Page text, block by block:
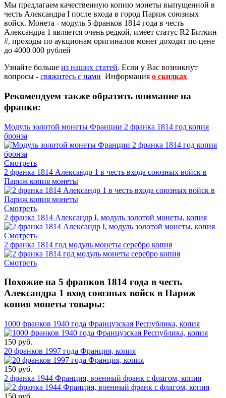
Мы предлагаем качественную копию монеты выпущенной в
честь Александра I после входа в город Париж союзных
войск. Монета - модуль 5 франков 1814 года в честь
Александра 1 является очень редкой, имеет статус R2 Биткин
#, проходы по аукционам оригиналов монет доходят по цене
до 4000 000 рублей
Узнайте больше из наших статей. Если у Вас возникнут
вопросы - свяжитесь с нами Информация о скидках
Рекомендуем также обратить внимание на
франки:
Модуль золотой монеты Франции 2 франка 1814 год копия
бронза
Смотреть
2 франка 1814 Александр 1 в честь входа союзных войск в
Париж копия монеты
Смотреть
2 франка 1814 Александр I, модуль золотой монеты, копия
Смотреть
2 франка 1814 год модуль монеты серебро копия
Смотреть
Похожие на 5 франков 1814 года в честь
Александра 1 вход союзных войск в Париж
копия монеты товары:
1000 франков 1940 года Французская Республика, копия
150 руб.
20 франков 1997 года Франция, копия
150 руб.
2 франка 1944 Франция, военный франк с флагом, копия
150 руб.